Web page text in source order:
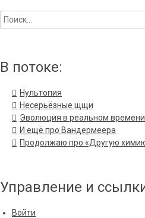
В потоке:
Нультопия
Несерьёзные щщи
Эволюция в реальном времени
И ещё про Вандермеера
Продолжаю про «Другую
Управление и
Войти